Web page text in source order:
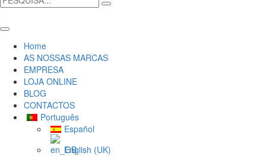
Home
AS NOSSAS MARCAS
EMPRESA
LOJA ONLINE
BLOG
CONTACTOS
Português
Español
English (UK)